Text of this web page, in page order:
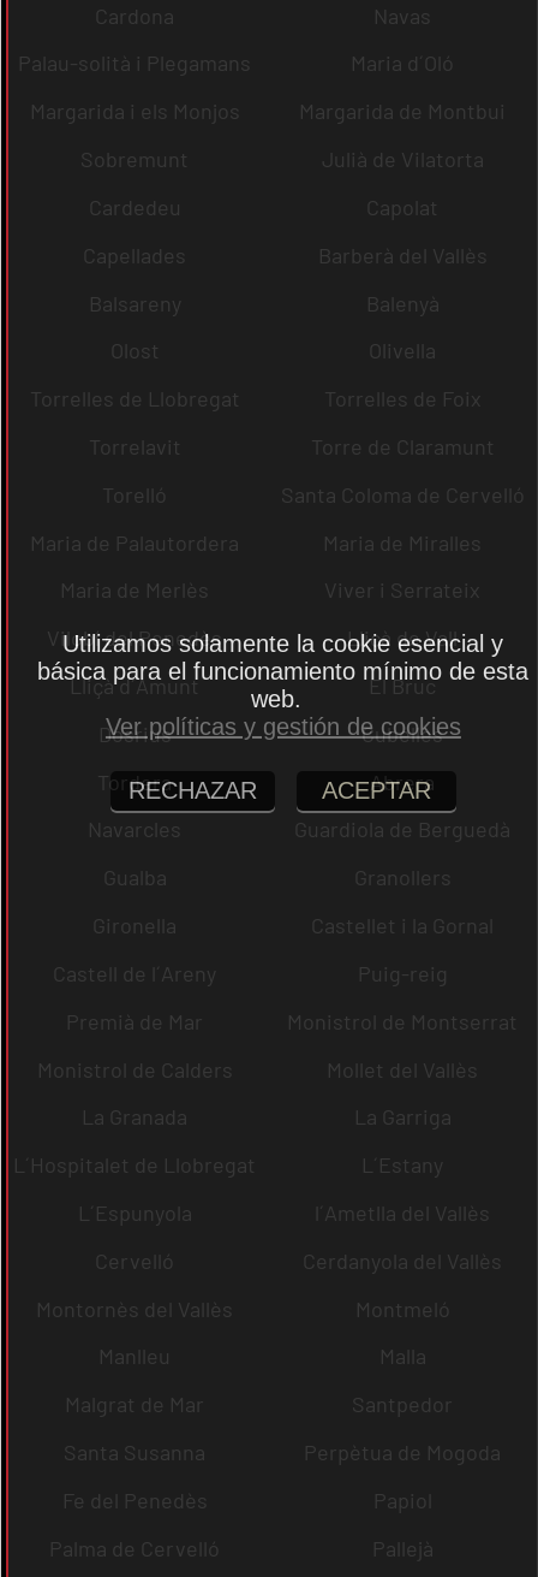
Cardona
Navas
Palau-solità i Plegamans
Maria d´Oló
Margarida i els Monjos
Margarida de Montbui
Sobremunt
Julià de Vilatorta
Cardedeu
Capolat
Capellades
Barberà del Vallès
Balsareny
Balenyà
Olost
Olivella
Torrelles de Llobregat
Torrelles de Foix
Torrelavit
Torre de Claramunt
Torelló
Santa Coloma de Cervelló
Maria de Palautordera
Maria de Miralles
Maria de Merlès
Viver i Serrateix
Vilobí del Penedès
Lliçà de Vall
Lliçà d´Amunt
El Bruc
Dosrius
Cubelles
Tordera
Abrera
Navarcles
Guardiola de Berguedà
Gualba
Granollers
Gironella
Castellet i la Gornal
Castell de l´Areny
Puig-reig
Premià de Mar
Monistrol de Montserrat
Monistrol de Calders
Mollet del Vallès
La Granada
La Garriga
L´Hospitalet de Llobregat
L´Estany
L´Espunyola
l´Ametlla del Vallès
Cervelló
Cerdanyola del Vallès
Montornès del Vallès
Montmeló
Manlleu
Malla
Malgrat de Mar
Santpedor
Santa Susanna
Perpètua de Mogoda
Fe del Penedès
Papiol
Palma de Cervelló
Pallejà
Utilizamos solamente la cookie esencial y
básica para el funcionamiento mínimo de esta
web.
Ver políticas y gestión de cookies
RECHAZAR ACEPTAR